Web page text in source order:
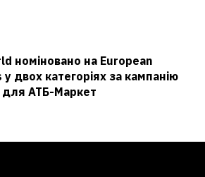
номіновано на European
двох категоріях за кампанію
для АТБ-Маркет